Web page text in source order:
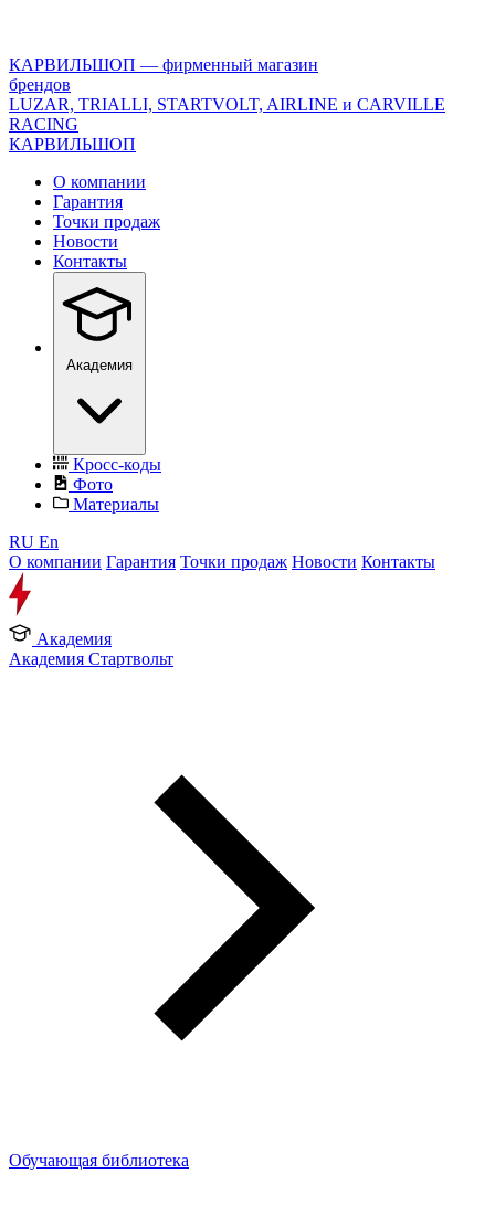
version="1.0"
encoding="utf-
8"?
>
КАРВИЛЬШОП — фирменный магазин
брендов
LUZAR, TRIALLI, STARTVOLT, AIRLINE и CARVILLE
RACING
КАРВИЛЬШОП
О компании
Гарантия
Точки продаж
Новости
Контакты
Академия
Кросс-коды
Фото
Материалы
RU En
О компании Гарантия Точки продаж Новости Контакты
Академия
Академия Стартвольт
Обучающая библиотека